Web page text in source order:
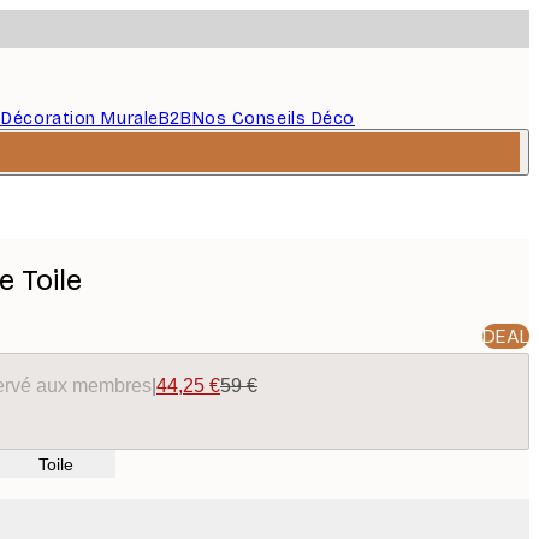
Décoration MuraleB2BNos Conseils Déco
Toile
DEAL
aux membres 44,25 €59 €
Toile